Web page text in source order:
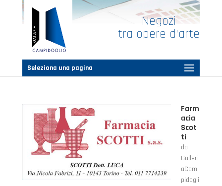
Negozi
tra opere d’arte
Seleziona una pagina
Farm
acia
Scot
ti
da
Galleri
aCam
pidogli